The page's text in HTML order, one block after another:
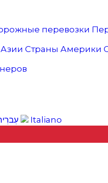
перевозки
Страны Америки
Italiano